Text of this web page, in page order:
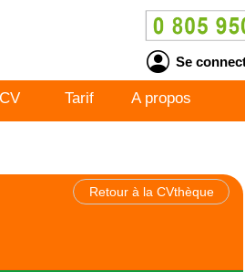
Se
Tarif A propos
Retour à la CVthèque